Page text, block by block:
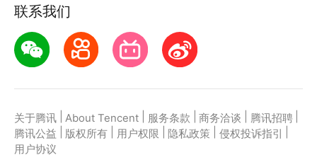
联系我们
关于腾讯 About Tencent 服务条款 商务洽谈 腾讯招聘
腾讯公益
版权所有 用户权限 隐私政策 侵权投诉指引
用户协议